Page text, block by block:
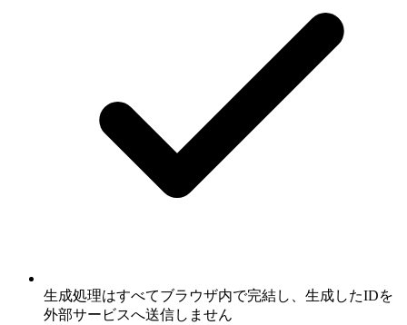
生成処理はすべてブラウザ内で完結し、生成したIDを
外部サービスへ送信しません